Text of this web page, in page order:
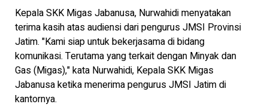
Kepala SKK Migas Jabanusa, Nurwahidi menyatakan
terima kasih atas audiensi dari pengurus JMSI Provinsi
Jatim. "Kami siap untuk bekerjasama di bidang
komunikasi. Terutama yang terkait dengan Minyak dan
Gas (Migas)," kata Nurwahidi, Kepala SKK Migas
Jabanusa ketika menerima pengurus JMSI Jatim di
kantornya.